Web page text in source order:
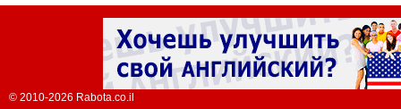
© 2010-2026 Rabota.co.il